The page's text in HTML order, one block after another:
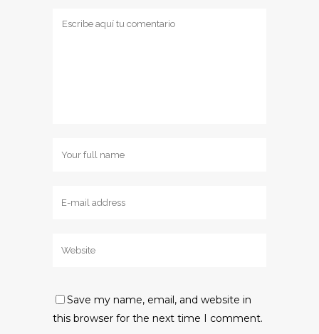
Save my name, email, and website in
this browser for the next time I comment.